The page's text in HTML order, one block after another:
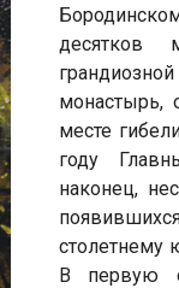
монастырь,
месте
году
наконец,
столетнему
В первую